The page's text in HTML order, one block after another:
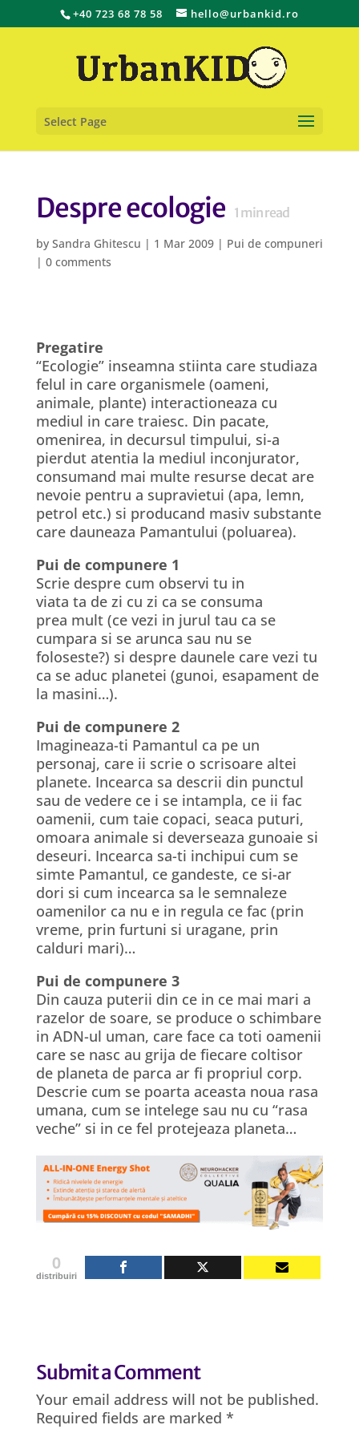
+40 723 68 78 58 hello@urbankid.ro
Select Page
Despre ecologie 1 min read
by Sandra Ghitescu | 1 Mar 2009| Pui de compuneri
| 0 comments
Pregatire
“Ecologie” inseamna stiinta care studiaza
felul in care organismele (oameni,
animale, plante) interactioneaza cu
mediul in care traiesc. Din pacate,
omenirea, in decursul timpului, si-a
pierdut atentia la mediul inconjurator,
consumand mai multe resurse decat are
nevoie pentru a supravietui (apa, lemn,
petrol etc.) si producand masiv substante
care dauneaza Pamantului (poluarea).
Pui de compunere 1
Scrie despre cum observi tu in
viata ta de zi cu zi ca se consuma
prea mult (ce vezi in jurul tau ca se
cumpara si se arunca sau nu se
foloseste?) si despre daunele care vezi tu
ca se aduc planetei (gunoi, esapament de
la masini…).
Pui de compunere 2
Imagineaza-ti Pamantul ca pe un
personaj, care ii scrie o scrisoare altei
planete. Incearca sa descrii din punctul
sau de vedere ce i se intampla, ce ii fac
oamenii, cum taie copaci, seaca puturi,
omoara animale si deverseaza gunoaie si
deseuri. Incearca sa-ti inchipui cum se
simte Pamantul, ce gandeste, ce si-ar
dori si cum incearca sa le semnaleze
oamenilor ca nu e in regula ce fac (prin
vreme, prin furtuni si uragane, prin
calduri mari)…
Pui de compunere 3
Din cauza puterii din ce in ce mai mari a
razelor de soare, se produce o schimbare
in ADN-ul uman, care face ca toti oamenii
care se nasc au grija de fiecare coltisor
de planeta de parca ar fi propriul corp.
Descrie cum se poarta aceasta noua rasa
umana, cum se intelege sau nu cu “rasa
veche” si in ce fel protejeaza planeta…
0
distribuiri
Submit a Comment
Your email address will not be published.
Required fields are marked *